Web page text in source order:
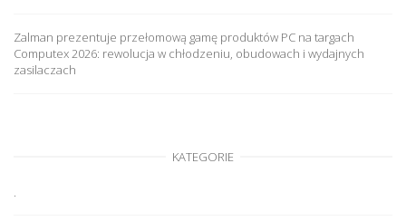
Zalman prezentuje przełomową gamę produktów PC na targach
Computex 2026: rewolucja w chłodzeniu, obudowach i wydajnych
zasilaczach
KATEGORIE